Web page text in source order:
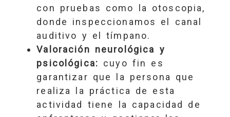
con pruebas como la otoscopia,
donde inspeccionamos el canal
auditivo y el tímpano.
Valoración neurológica y
psicológica: cuyo fin es
garantizar que la persona que
realiza la práctica de esta
actividad tiene la capacidad de